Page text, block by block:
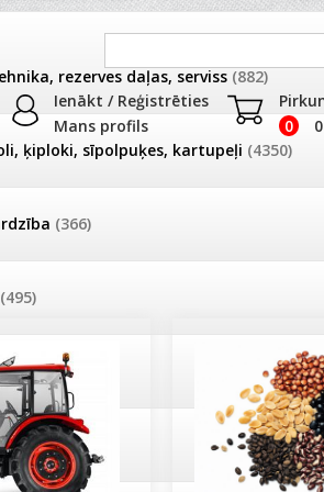
Ienākt / Reģistrēties
Mans profils
0
rezerves daļas, serviss (882)
ķiploki, sīpolpuķes, kartupeļi (4350)
(366)
(495)
mulča
(646)
ierobežot
dārzā un
noteikšana
AKCIJAS
frēze + mulčieris +
AKCIJAS komplekts -
frontālais iekrāvējs
mulčieris + piekabe
AKCIJAS komplekts -
frēze + mulčieris